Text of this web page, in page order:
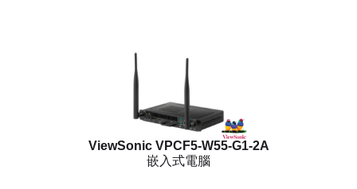
ViewSonic VPCF5-W55-G1-2A
嵌入式電腦